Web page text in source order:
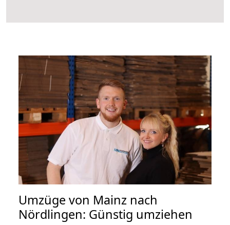
Umzüge von Mainz nach
Nördlingen: Günstig umziehen